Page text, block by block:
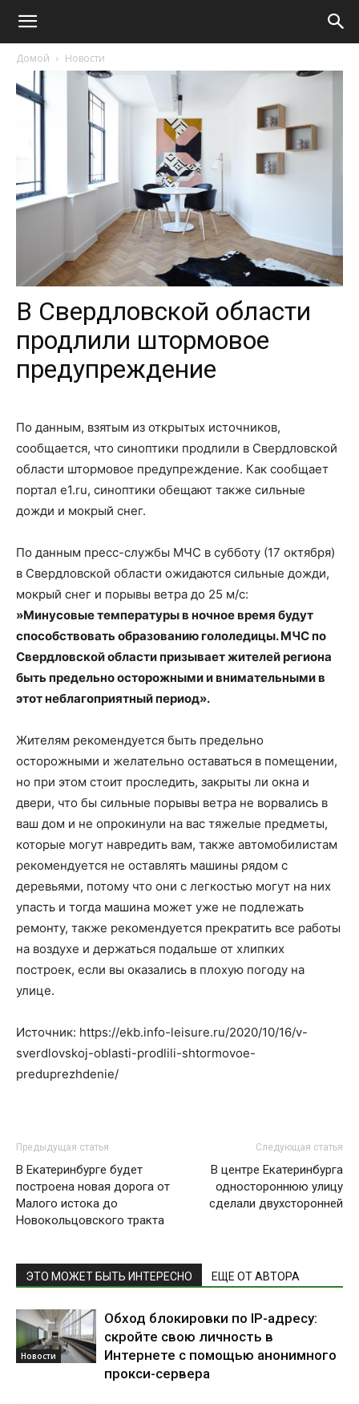
Домой Новости
В Свердловской области
продлили штормовое
предупреждение
По данным, взятым из открытых источников,
сообщается, что синоптики продлили в Свердловской
области штормовое предупреждение. Как сообщает
портал e1.ru, синоптики обещают также сильные
дожди и мокрый снег.
По данным пресс-службы МЧС в субботу (17 октября)
в Свердловской области ожидаются сильные дожди,
мокрый снег и порывы ветра до 25 м/с:
»Минусовые температуры в ночное время будут
способствовать образованию гололедицы. МЧС по
Свердловской области призывает жителей региона
быть предельно осторожными и внимательными в
этот неблагоприятный период».
Жителям рекомендуется быть предельно
осторожными и желательно оставаться в помещении,
но при этом стоит проследить, закрыты ли окна и
двери, что бы сильные порывы ветра не ворвались в
ваш дом и не опрокинули на вас тяжелые предметы,
которые могут навредить вам, также автомобилистам
рекомендуется не оставлять машины рядом с
деревьями, потому что они с легкостью могут на них
упасть и тогда машина может уже не подлежать
ремонту, также рекомендуется прекратить все работы
на воздухе и держаться подальше от хлипких
построек, если вы оказались в плохую погоду на
улице.
Источник: https://ekb.info-leisure.ru/2020/10/16/v-
sverdlovskoj-oblasti-prodlili-shtormovoe-
preduprezhdenie/
Предыдущая статья
В Екатеринбурге будет
построена новая дорога от
Малого истока до
Новокольцовского тракта
Следующая статья
В центре Екатеринбурга
одностороннюю улицу
сделали двухсторонней
ЭТО МОЖЕТ БЫТЬ ИНТЕРЕСНО ЕЩЕ ОТ АВТОРА
Новости
Обход блокировки по IP-адресу:
скройте свою личность в
Интернете с помощью анонимного
прокси-сервера